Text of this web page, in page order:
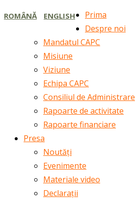
ROMÂNĂ ENGLISH
Prima
Despre noi
Mandatul CAPC
Misiune
Viziune
Echipa CAPC
Consiliul de Administrare
Rapoarte de activitate
Rapoarte financiare
Presa
Noutăți
Evenimente
Materiale video
Declarații